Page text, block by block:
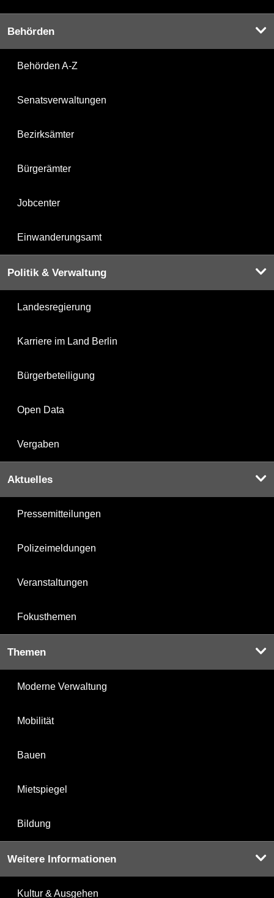
Behörden
Behörden A-Z
Senatsverwaltungen
Bezirksämter
Bürgerämter
Jobcenter
Einwanderungsamt
Politik & Verwaltung
Landesregierung
Karriere im Land Berlin
Bürgerbeteiligung
Open Data
Vergaben
Aktuelles
Pressemitteilungen
Polizeimeldungen
Veranstaltungen
Fokusthemen
Themen
Moderne Verwaltung
Mobilität
Bauen
Mietspiegel
Bildung
Weitere Informationen
Kultur & Ausgehen